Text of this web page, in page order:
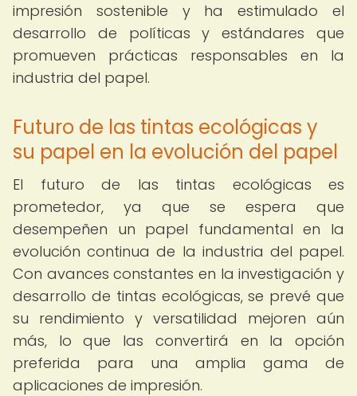
impresión sostenible y ha estimulado el
desarrollo de políticas y estándares que
promueven prácticas responsables en la
industria del papel.
Futuro de las tintas ecológicas y
su papel en la evolución del papel
El futuro de las tintas ecológicas es
prometedor, ya que se espera que
desempeñen un papel fundamental en la
evolución continua de la industria del papel.
Con avances constantes en la investigación y
desarrollo de tintas ecológicas, se prevé que
su rendimiento y versatilidad mejoren aún
más, lo que las convertirá en la opción
preferida para una amplia gama de
aplicaciones de impresión.